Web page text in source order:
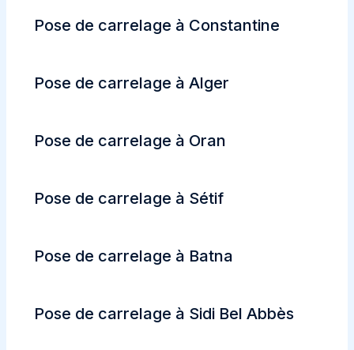
Pose de carrelage à Constantine
Pose de carrelage à Alger
Pose de carrelage à Oran
Pose de carrelage à Sétif
Pose de carrelage à Batna
Pose de carrelage à Sidi Bel Abbès